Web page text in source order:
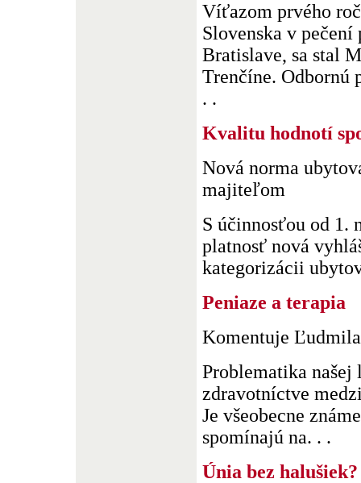
Víťazom prvého
Slovenska v
Bratislave, sa stal
Trenčíne. Odbornú
. .
Kvalitu hodnotí
Nová norma
majiteľom
S účinnosťou od 1.
platnosť nová
kategorizácii
Peniaze a terapia
Komentuje
Problematika
zdravotníctve
Je všeobecne
spomínajú na. . .
Únia bez halušiek?